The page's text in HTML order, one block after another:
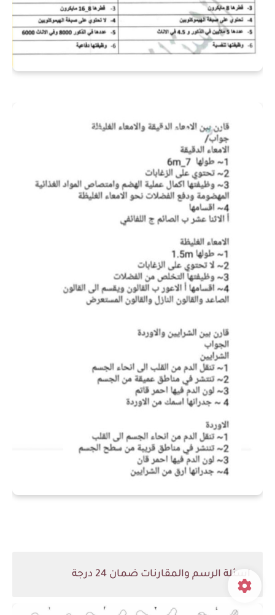
اسئلة الرسم والمقارنات ضمان 24 درجة